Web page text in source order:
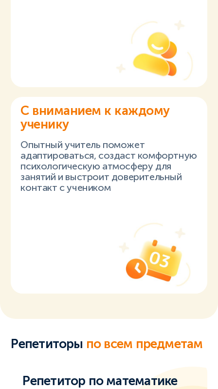
С вниманием к каждому
ученику
Опытный учитель поможет
адаптироваться, создаст комфортную
психологическую атмосферу для
занятий и выстроит доверительный
контакт с учеником
Репетиторы по всем предметам
Репетитор по математике